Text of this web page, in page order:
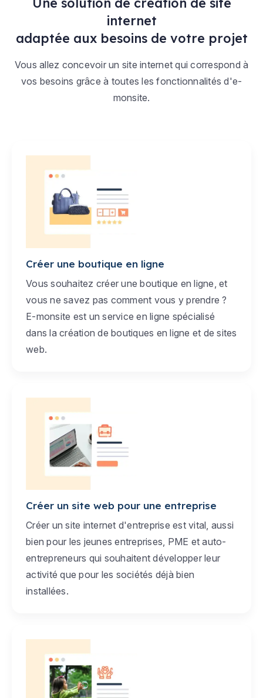
internet
adaptée aux besoins de votre projet
Vous allez concevoir un site internet qui correspond à
vos besoins grâce à toutes les fonctionnalités d'e-
monsite.
Créer une boutique en ligne
Vous souhaitez créer une boutique en ligne, et
vous ne savez pas comment vous y prendre ?
E-monsite est un service en ligne spécialisé
dans la création de boutiques en ligne et de sites
web.
Créer un site web pour une entreprise
Créer un site internet d'entreprise est vital, aussi
bien pour les jeunes entreprises, PME et auto-
entrepreneurs qui souhaitent développer leur
activité que pour les sociétés déjà bien
installées.